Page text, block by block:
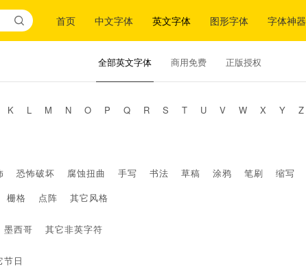
首页 中文字体 英文字体 图形字体 字体神器
全部英文字体 商用免费 正版授权
K L M N O P Q R S T U V W X Y Z
恐怖破坏 腐蚀扭曲 手写 书法 草稿 涂鸦 笔刷 缩写
栅格 点阵 其它风格
墨西哥 其它非英字符
节日